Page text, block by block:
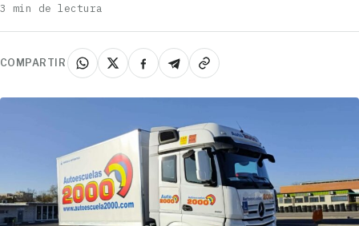
3 min de lectura
COMPARTIR